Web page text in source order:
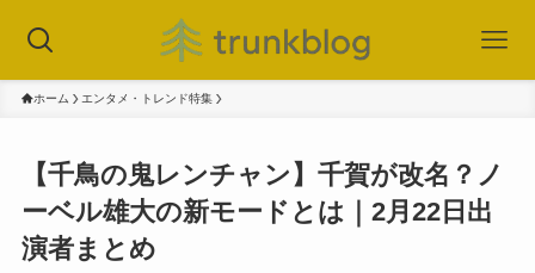
ホーム エンタメ・トレンド特集
【千鳥の鬼レンチャン】千賀が改名？ノ
ーベル雄大の新モードとは｜2月22日出
演者まとめ